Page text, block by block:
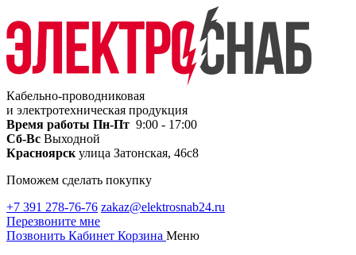
Кабельно-проводниковая
и электротехническая продукция
Время работы Пн-Пт 9:00 - 17:00
Сб-Вс Выходной
Красноярск улица Затонская, 46с8
Поможем сделать покупку
+7 391 278-76-76 zakaz@elektrosnab24.ru
Перезвоните мне
Позвонить Кабинет Корзина Меню